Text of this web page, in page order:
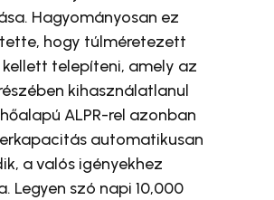
Hagyományosan ez
hogy túlméretezett
telepíteni, amely az
kihasználatlanul
ALPR-rel azonban
automatikusan
a valós igényekhez
Legyen szó napi 10,000